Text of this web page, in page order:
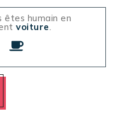
êtes humain en
voiture.